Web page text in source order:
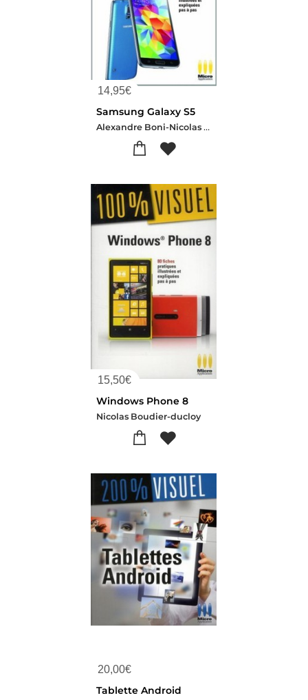
14,95€
Samsung Galaxy S5
Alexandre Boni-Nicolas Stemart
15,50€
Windows Phone 8
Nicolas Boudier-ducloy
20,00€
Tablette Android